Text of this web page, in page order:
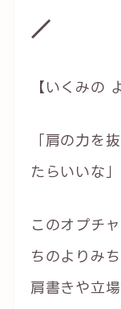
／
【いくみの
「肩の力を
たらいいな」
このオプチ
ちのよりみち
肩書きや立